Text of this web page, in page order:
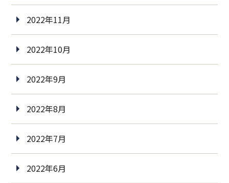
2022年11月
2022年10月
2022年9月
2022年8月
2022年7月
2022年6月